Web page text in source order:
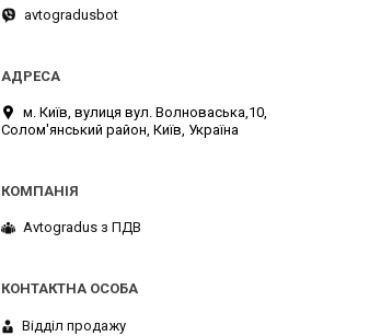
avtogradusbot
м. Київ, вулиця вул. Волноваська,10,
Солом'янський район, Київ, Україна
Avtogradus з ПДВ
Відділ продажу